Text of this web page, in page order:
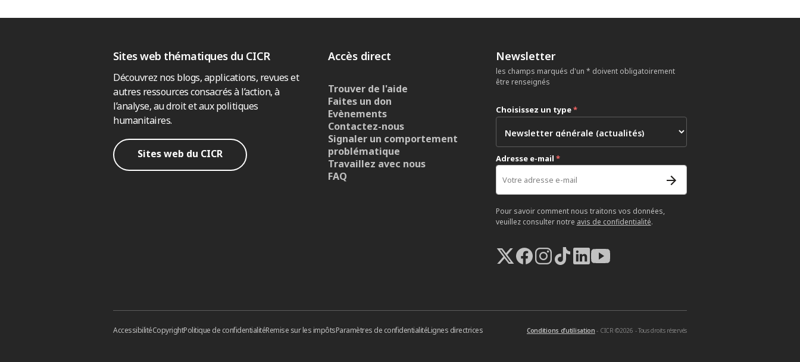
Sites web thématiques du CICR
Découvrez nos blogs, applications, revues et
autres ressources consacrés à l’action, à
l’analyse, au droit et aux politiques
humanitaires.
Sites web du CICR
Accès direct
Trouver de l'aide
Faites un don
Evènements
Contactez-nous
Signaler un comportement
problématique
Travaillez avec nous
FAQ
Newsletter
les champs marqués d'un * doivent obligatoirement
être renseignés
Choisissez un type*
Adresse e-mail *
Pour savoir comment nous traitons vos données,
veuillez consulter notre avis de confidentialité.
AccessibilitéCopyrightPolitique de confidentialitéRemise sur les impôtsParamètres de confidentialitéLignes directrices Conditions d’utilisation - CICR ©2026 - Tous droits réservés